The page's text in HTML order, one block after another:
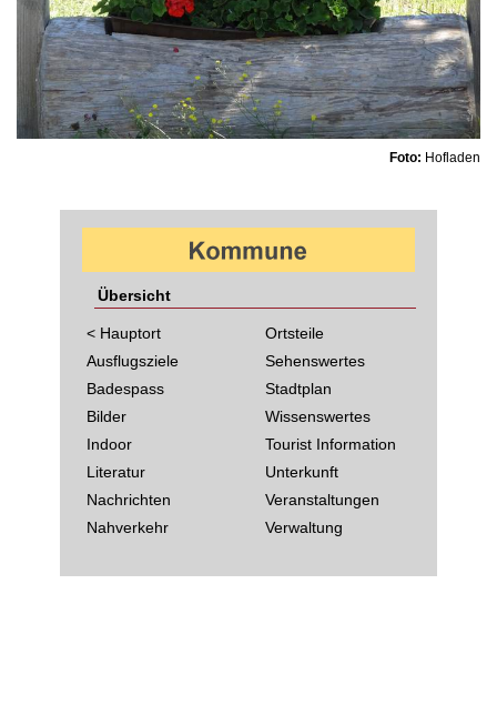
Foto: Hofladen
Übersicht
< Hauptort
Ausflugsziele
Badespass
Bilder
Indoor
Literatur
Nachrichten
Nahverkehr
Ortsteile
Sehenswertes
Stadtplan
Wissenswertes
Tourist Information
Unterkunft
Veranstaltungen
Verwaltung